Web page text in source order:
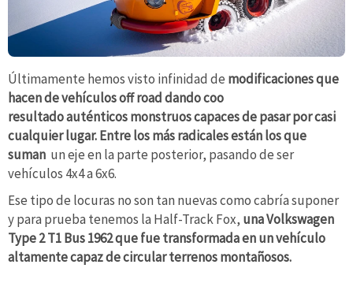
Últimamente hemos visto infinidad de modificaciones que
hacen de vehículos off road dando coo
resultado auténticos monstruos capaces de pasar por casi
cualquier lugar. Entre los más radicales están los que
suman un eje en la parte posterior, pasando de ser
vehículos 4x4 a 6x6.
Ese tipo de locuras no son tan nuevas como cabría suponer
y para prueba tenemos la Half-Track Fox, una Volkswagen
Type 2 T1 Bus 1962 que fue transformada en un vehículo
altamente capaz de circular terrenos montañosos.